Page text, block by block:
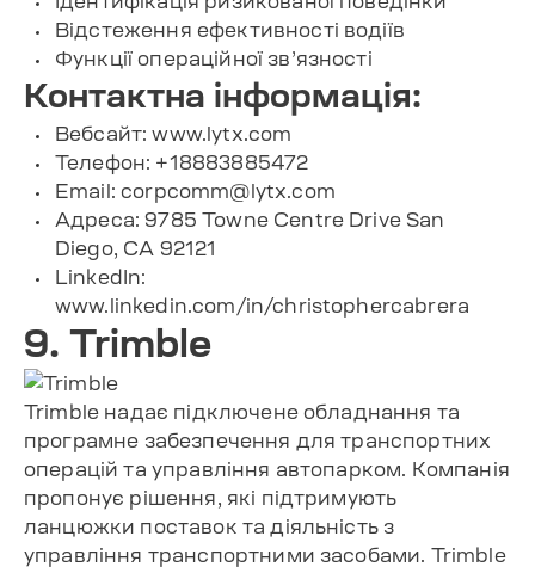
Відстеження ефективності водіїв
Функції операційної зв’язності
Контактна інформація:
Вебсайт: www.lytx.com
Телефон: +18883885472
Email:corpcomm@lytx.com
Адреса: 9785 Towne Centre Drive San
Diego, CA 92121
LinkedIn:
www.linkedin.com/in/christophercabrera
9. Trimble
Trimble надає підключене обладнання та
програмне забезпечення для транспортних
операцій та управління автопарком. Компанія
пропонує рішення, які підтримують
ланцюжки поставок та діяльність з
управління транспортними засобами. Trimble